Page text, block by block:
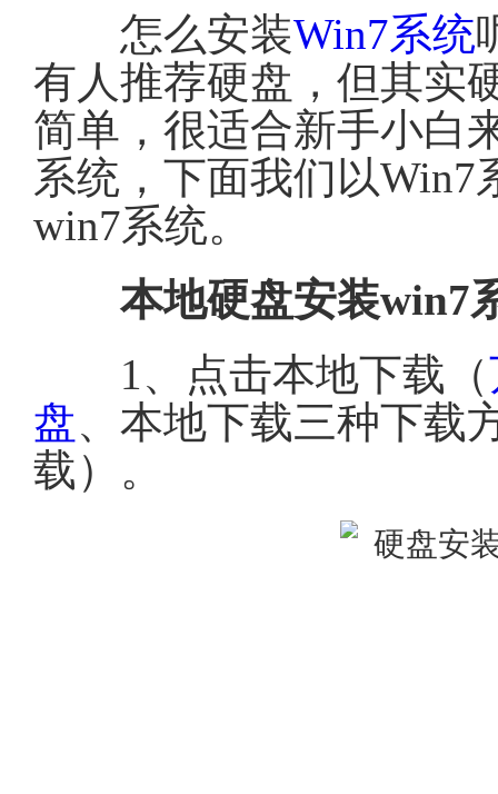
怎么安装Win7系统
有人推荐硬盘，但其实
简单，很适合新手小白
系统，下面我们以
win7系统。
本地硬盘安装win7
1、点击本地下载（
盘、本地下载三种下载
载）。